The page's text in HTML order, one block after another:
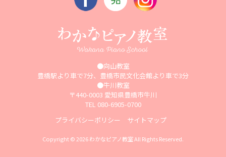
●向山教室
豊橋駅より車で7分、豊橋市民文化会館より車で3分
●牛川教室
〒440-0003 愛知県豊橋市牛川
TEL 080-6905-0700
プライバシーポリシー
サイトマップ
Copyright © 2026 わかなピアノ教室 All Rights Reserved.